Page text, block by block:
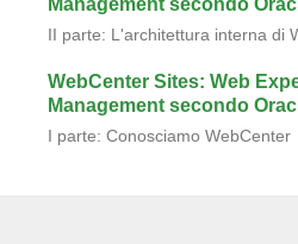
scrivendo a info@mokabyte.it